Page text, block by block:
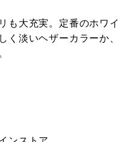
も大充実。定番のホワ
く淡いヘザーカラーか